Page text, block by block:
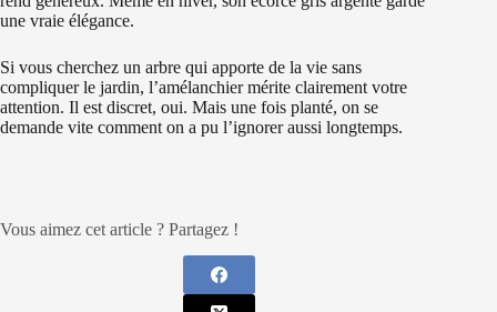
une vraie élégance.
Si vous cherchez un arbre qui apporte de la vie sans
compliquer le jardin, l’amélanchier mérite clairement votre
attention. Il est discret, oui. Mais une fois planté, on se
demande vite comment on a pu l’ignorer aussi longtemps.
Vous aimez cet article ? Partagez !